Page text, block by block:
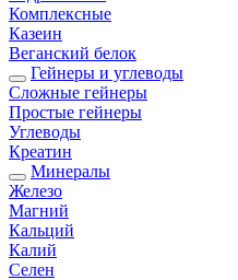
Комплексные
Казеин
Веганский белок
Гейнеры и углеводы
Сложные гейнеры
Простые гейнеры
Углеводы
Креатин
Минералы
Железо
Магний
Кальций
Калий
Селен